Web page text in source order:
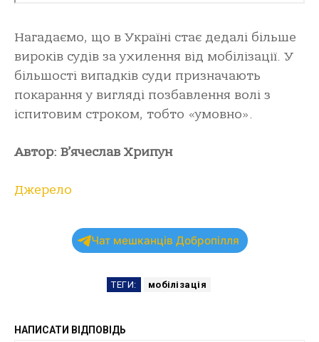
Нагадаємо, що в Україні стає дедалі більше
вироків судів за ухилення від мобілізації. У
більшості випадків суди призначають
покарання у вигляді позбавлення волі з
іспитовим строком, тобто «умовно».
Автор: В’ячеслав Хрипун
Джерело
Чат мешканців Добропілля
ТЕГИ: мобілізація
НАПИСАТИ ВІДПОВІДЬ